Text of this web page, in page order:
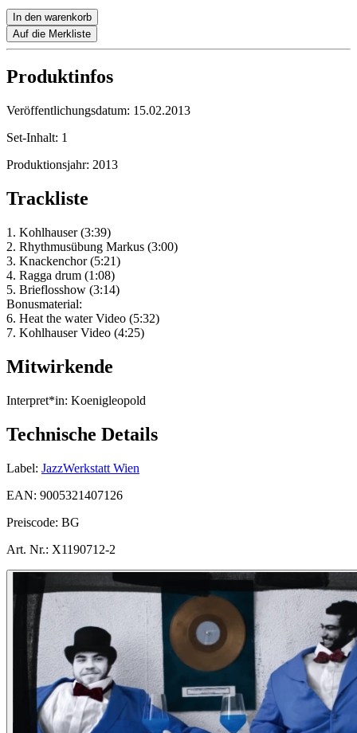
In den warenkorb
Auf die Merkliste
Produktinfos
Veröffentlichungsdatum: 15.02.2013
Set-Inhalt: 1
Produktionsjahr: 2013
Trackliste
1. Kohlhauser (3:39)
2. Rhythmusübung Markus (3:00)
3. Knackenchor (5:21)
4. Ragga drum (1:08)
5. Brieflosshow (3:14)
Bonusmaterial:
6. Heat the water Video (5:32)
7. Kohlhauser Video (4:25)
Mitwirkende
Interpret*in: Koenigleopold
Technische Details
Label: JazzWerkstatt Wien
EAN: 9005321407126
Preiscode: BG
Art. Nr.: X1190712-2